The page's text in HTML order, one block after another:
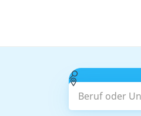
Beruf oder